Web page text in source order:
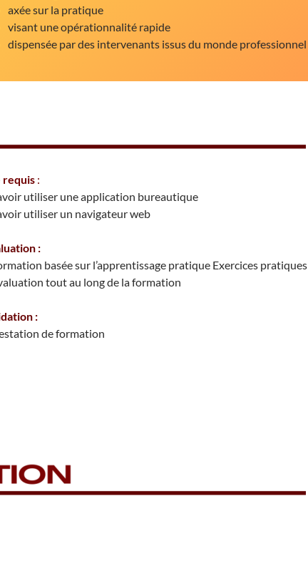
axée sur la pratique
visant une opérationnalité rapide
dispensée par des intervenants issus du monde professionnel
requis :
utiliser une application bureautique
utiliser un navigateur web
:
basée sur l’apprentissage pratique Exercices pratiques
tout au long de la formation
:
de formation